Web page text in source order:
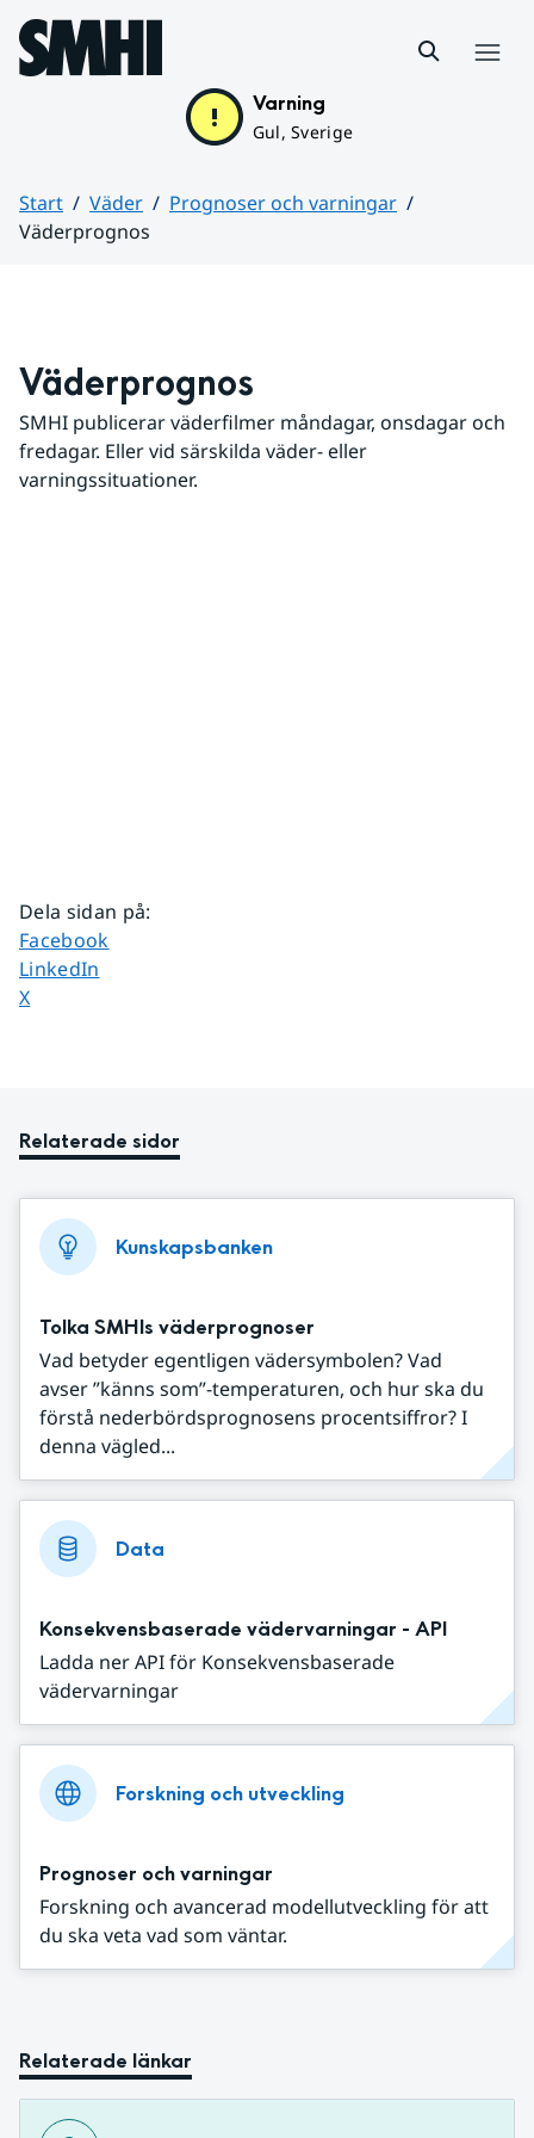
Hoppa till sidans innehåll
Varning
Gul, Sverige
Start Väder
Prognoser och varningar
Väderprognos
Väderprognos
SMHI publicerar väderfilmer måndagar, onsdagar och
fredagar. Eller vid särskilda väder- eller
varningssituationer.
Dela sidan på:
Dela sidan på
Facebook
Dela sidan på
LinkedIn
Dela sidan på
X
Relaterade sidor
Kunskapsbanken
Tolka SMHIs väderprognoser
Vad betyder egentligen vädersymbolen? Vad
avser ”känns som”-temperaturen, och hur ska du
förstå nederbördsprognosens procentsiffror? I
denna vägled...
Data
Konsekvensbaserade vädervarningar - API
Ladda ner API för Konsekvensbaserade
vädervarningar
Forskning och utveckling
Prognoser och varningar
Forskning och avancerad modellutveckling för att
du ska veta vad som väntar.
Relaterade länkar